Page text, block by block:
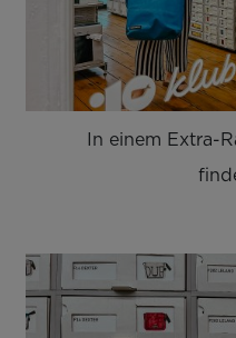
In einem Extra-